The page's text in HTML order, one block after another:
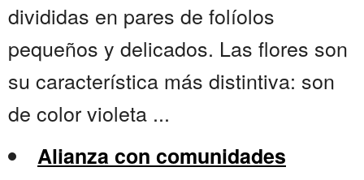
divididas en pares de folíolos
pequeños y delicados. Las flores son
su característica más distintiva: son
de color violeta ...
Alianza con comunidades